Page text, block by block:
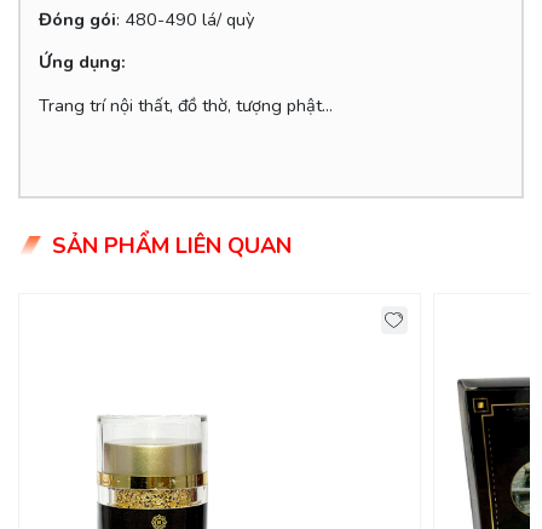
Đóng gói: 480-490 lá/ quỳ
Ứng dụng:
Trang trí nội thất, đồ thờ, tượng phật...
SẢN PHẨM LIÊN QUAN